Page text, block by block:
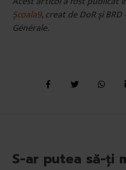
Școala9, creat de DoR și
Générale.
S-ar putea să-ți